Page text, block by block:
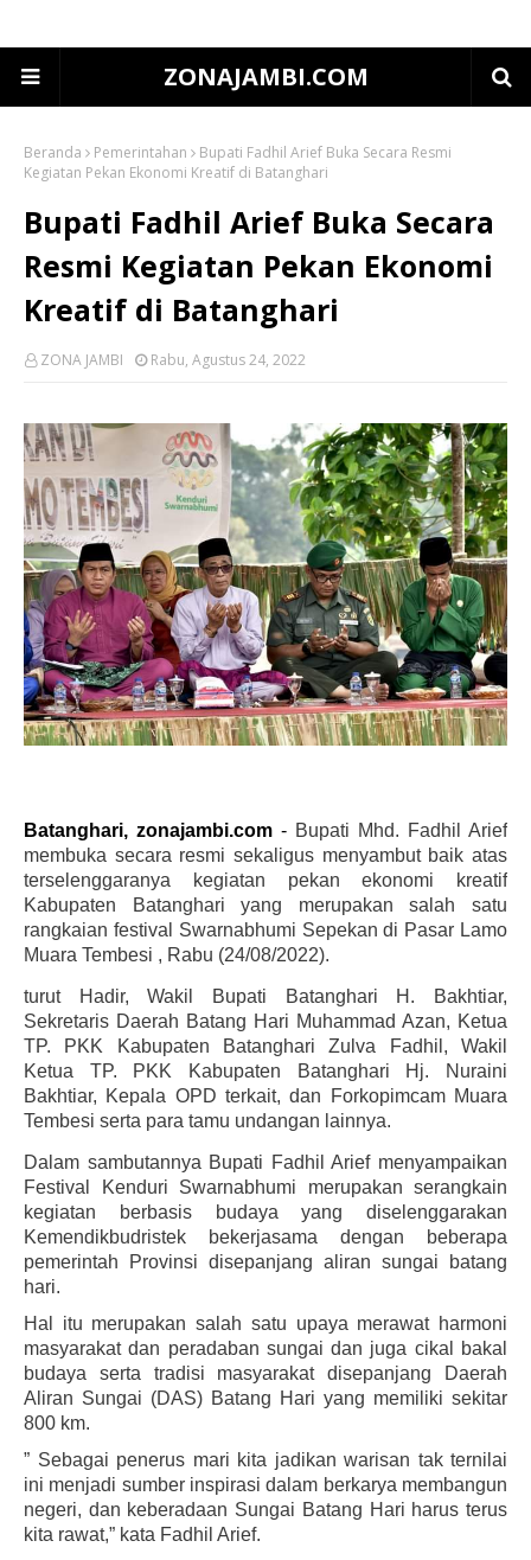
ZONAJAMBI.COM
Beranda Pemerintahan
Bupati Fadhil Arief Buka Secara Resmi
Kegiatan Pekan Ekonomi Kreatif di Batanghari
Bupati Fadhil Arief Buka Secara
Resmi Kegiatan Pekan Ekonomi
Kreatif di Batanghari
ZONA JAMBI Rabu, Agustus 24, 2022
Batanghari, zonajambi.com - Bupati Mhd. Fadhil Arief
membuka secara resmi sekaligus menyambut baik atas
terselenggaranya kegiatan pekan ekonomi kreatif
Kabupaten Batanghari yang merupakan salah satu
rangkaian festival Swarnabhumi Sepekan di Pasar Lamo
Muara Tembesi , Rabu (24/08/2022).
turut Hadir, Wakil Bupati Batanghari H. Bakhtiar,
Sekretaris Daerah Batang Hari Muhammad Azan, Ketua
TP. PKK Kabupaten Batanghari Zulva Fadhil, Wakil
Ketua TP. PKK Kabupaten Batanghari Hj. Nuraini
Bakhtiar, Kepala OPD terkait, dan Forkopimcam Muara
Tembesi serta para tamu undangan lainnya.
Dalam sambutannya Bupati Fadhil Arief menyampaikan
Festival Kenduri Swarnabhumi merupakan serangkain
kegiatan berbasis budaya yang diselenggarakan
Kemendikbudristek bekerjasama dengan beberapa
pemerintah Provinsi disepanjang aliran sungai batang
hari.
Hal itu merupakan salah satu upaya merawat harmoni
masyarakat dan peradaban sungai dan juga cikal bakal
budaya serta tradisi masyarakat disepanjang Daerah
Aliran Sungai (DAS) Batang Hari yang memiliki sekitar
800 km.
” Sebagai penerus mari kita jadikan warisan tak ternilai
ini menjadi sumber inspirasi dalam berkarya membangun
negeri, dan keberadaan Sungai Batang Hari harus terus
kita rawat,” kata Fadhil Arief.